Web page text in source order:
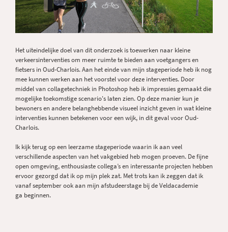
Het uiteindelijke doel van dit onderzoek is toewerken naar kleine
verkeersinterventies om meer ruimte te bieden aan voetgangers en
fietsers in Oud-Charlois. Aan het einde van mijn stageperiode heb ik nog
mee kunnen werken aan het voorstel voor deze interventies. Door
middel van collagetechniek in Photoshop heb ik impressies gemaakt die
mogelijke toekomstige scenario's laten zien. Op deze manier kun je
bewoners en andere belanghebbende visueel inzicht geven in wat kleine
interventies kunnen betekenen voor een wijk, in dit geval voor Oud-
Charlois.
Ik kijk terug op een leerzame stageperiode waarin ik aan veel
verschillende aspecten van het vakgebied heb mogen proeven. De fijne
open omgeving, enthousiaste collega’s en interessante projecten hebben
ervoor gezorgd dat ik op mijn plek zat. Met trots kan ik zeggen dat ik
vanaf september ook aan mijn afstudeerstage bij de Veldacademie
ga beginnen.